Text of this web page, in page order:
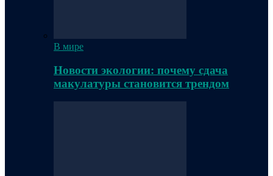
В мире
Новости экологии: почему сдача
макулатуры становится трендом